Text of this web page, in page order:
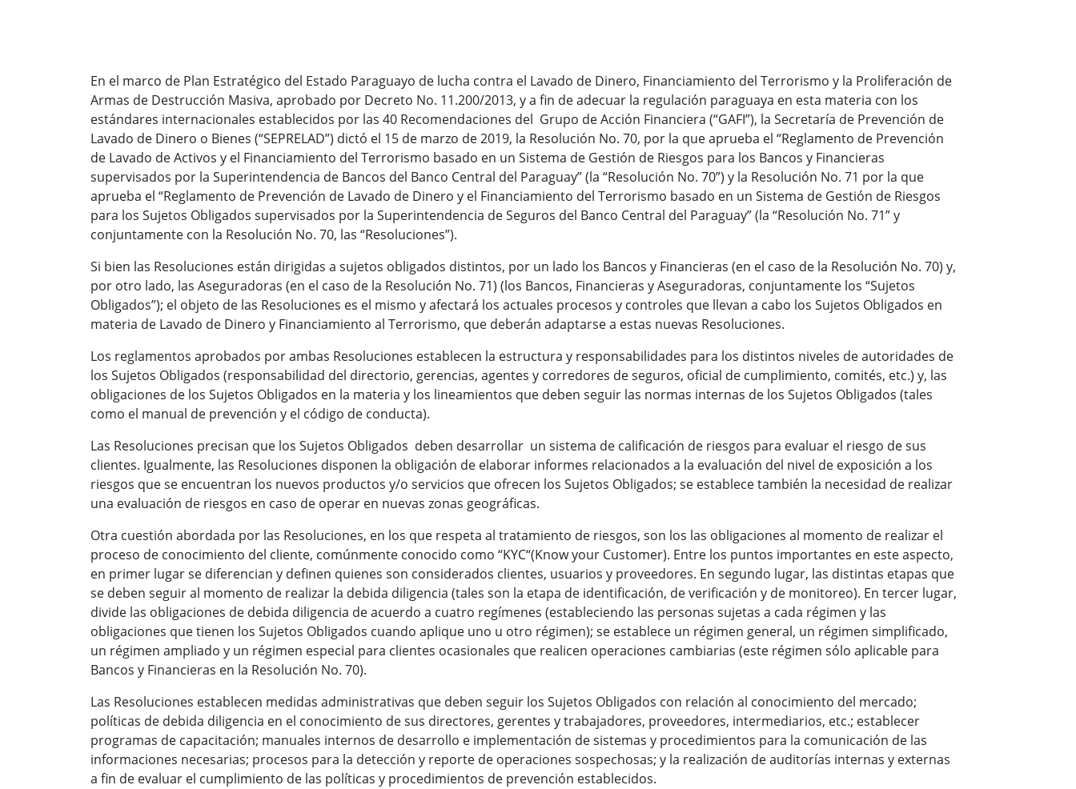
En el marco de Plan Estratégico del Estado Paraguayo de lucha contra el Lavado de Dinero, Financiamiento del Terrorismo y la Proliferación de
Armas de Destrucción Masiva, aprobado por Decreto No. 11.200/2013, y a fin de adecuar la regulación paraguaya en esta materia con los
estándares internacionales establecidos por las 40 Recomendaciones del Grupo de Acción Financiera (“GAFI”), la Secretaría de Prevención de
Lavado de Dinero o Bienes (“SEPRELAD”) dictó el 15 de marzo de 2019, la Resolución No. 70, por la que aprueba el “Reglamento de Prevención
de Lavado de Activos y el Financiamiento del Terrorismo basado en un Sistema de Gestión de Riesgos para los Bancos y Financieras
supervisados por la Superintendencia de Bancos del Banco Central del Paraguay” (la “Resolución No. 70”) y la Resolución No. 71 por la que
aprueba el “Reglamento de Prevención de Lavado de Dinero y el Financiamiento del Terrorismo basado en un Sistema de Gestión de Riesgos
para los Sujetos Obligados supervisados por la Superintendencia de Seguros del Banco Central del Paraguay” (la “Resolución No. 71” y
conjuntamente con la Resolución No. 70, las “Resoluciones”).
Si bien las Resoluciones están dirigidas a sujetos obligados distintos, por un lado los Bancos y Financieras (en el caso de la Resolución No. 70) y,
por otro lado, las Aseguradoras (en el caso de la Resolución No. 71) (los Bancos, Financieras y Aseguradoras, conjuntamente los “Sujetos
Obligados”); el objeto de las Resoluciones es el mismo y afectará los actuales procesos y controles que llevan a cabo los Sujetos Obligados en
materia de Lavado de Dinero y Financiamiento al Terrorismo, que deberán adaptarse a estas nuevas Resoluciones.
Los reglamentos aprobados por ambas Resoluciones establecen la estructura y responsabilidades para los distintos niveles de autoridades de
los Sujetos Obligados (responsabilidad del directorio, gerencias, agentes y corredores de seguros, oficial de cumplimiento, comités, etc.) y, las
obligaciones de los Sujetos Obligados en la materia y los lineamientos que deben seguir las normas internas de los Sujetos Obligados (tales
como el manual de prevención y el código de conducta).
Las Resoluciones precisan que los Sujetos Obligados deben desarrollar un sistema de calificación de riesgos para evaluar el riesgo de sus
clientes. Igualmente, las Resoluciones disponen la obligación de elaborar informes relacionados a la evaluación del nivel de exposición a los
riesgos que se encuentran los nuevos productos y/o servicios que ofrecen los Sujetos Obligados; se establece también la necesidad de realizar
una evaluación de riesgos en caso de operar en nuevas zonas geográficas.
Otra cuestión abordada por las Resoluciones, en los que respeta al tratamiento de riesgos, son los las obligaciones al momento de realizar el
proceso de conocimiento del cliente, comúnmente conocido como “KYC“(Know your Customer). Entre los puntos importantes en este aspecto,
en primer lugar se diferencian y definen quienes son considerados clientes, usuarios y proveedores. En segundo lugar, las distintas etapas que
se deben seguir al momento de realizar la debida diligencia (tales son la etapa de identificación, de verificación y de monitoreo). En tercer lugar,
divide las obligaciones de debida diligencia de acuerdo a cuatro regímenes (estableciendo las personas sujetas a cada régimen y las
obligaciones que tienen los Sujetos Obligados cuando aplique uno u otro régimen); se establece un régimen general, un régimen simplificado,
un régimen ampliado y un régimen especial para clientes ocasionales que realicen operaciones cambiarias (este régimen sólo aplicable para
Bancos y Financieras en la Resolución No. 70).
Las Resoluciones establecen medidas administrativas que deben seguir los Sujetos Obligados con relación al conocimiento del mercado;
políticas de debida diligencia en el conocimiento de sus directores, gerentes y trabajadores, proveedores, intermediarios, etc.; establecer
programas de capacitación; manuales internos de desarrollo e implementación de sistemas y procedimientos para la comunicación de las
informaciones necesarias; procesos para la detección y reporte de operaciones sospechosas; y la realización de auditorías internas y externas
a fin de evaluar el cumplimiento de las políticas y procedimientos de prevención establecidos.